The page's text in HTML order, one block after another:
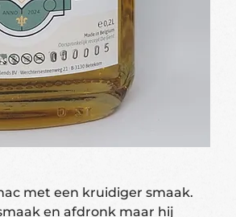
met een kruidiger smaak.
en afdronk maar hij